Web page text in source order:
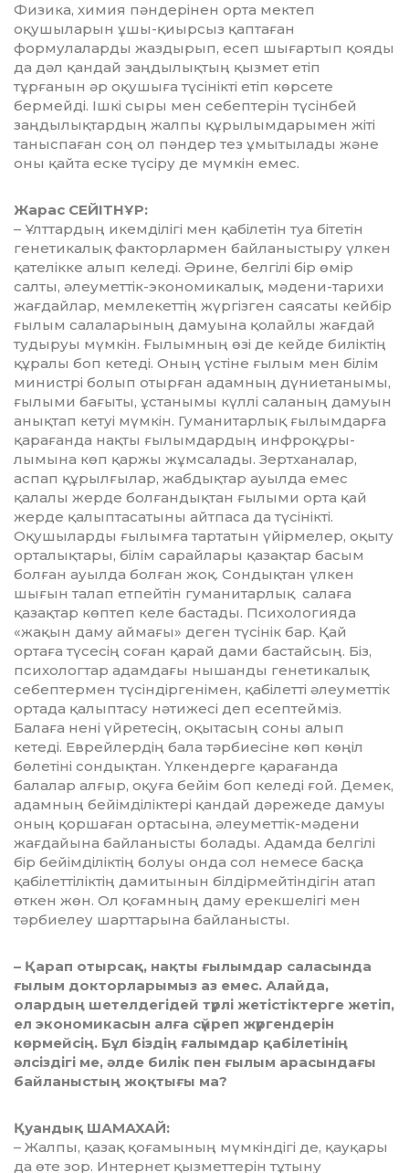
Физика, химия пәндерінен орта мектеп
оқушыларын ұшы-қиырсыз қаптаған
формулаларды жаздырып, есеп шығартып қояды
да дәл қандай заңдылықтың қызмет етіп
тұрғанын әр оқушыға түсінік­ті етіп көрсете
бермейді. Ішкі сыры мен себептерін түсінбей
заңдылықтардың жалпы құрылымдарымен жіті
таныспаған соң ол пәндер тез ұмытылады және
оны қайта еске түсіру де мүмкін емес.
Жарас СЕЙІТНҰР:
– Ұлттардың икемділігі мен қабілетін туа бітетін
генетикалық факторлармен байланыстыру үлкен
қателікке алып ке­леді. Әрине, белгілі бір өмір
салты, әлеу­мет­тік-экономикалық, мәдени-тарихи
жағдайлар, мемлекеттің жүргізген саясаты кейбір
ғылым салаларының дамуына қолайлы жағдай
тудыруы мүмкін. Ғы­лым­ның өзі де кейде биліктің
құралы боп кетеді. Оның үстіне ғылым мен білім
министрі болып отырған адамның дүние­танымы,
ғылыми бағыты, ұстанымы күл­лі саланың дамуын
анықтап кетуі мүм­кін. Гуманитарлық ғылымдарға
қа­ра­ғанда нақты ғылымдардың инфроқұ­ры­
лымына көп қаржы жұмсалады. Зертханалар,
аспап құрылғылар, жабдықтар ауылда емес
қалалы жерде болғандықтан ғылыми орта қай
жерде қалыптасатыны айтпаса да түсінікті.
Оқушыларды ғы­лым­ға тартатын үйірмелер, оқыту
орта­лық­тары, білім сарайлары қазақтар басым
болған ауылда болған жоқ. Сон­­­дық­тан үлкен
шығын талап етпейтін гуманитарлық салаға
қазақтар көптеп келе бастады. Психологияда
«жақын даму аймағы» деген түсінік бар. Қай
ортаға түсесің соған қарай дами бастайсың. Біз,
психологтар адамдағы нышанды генети­ка­лық
себептермен түсіндір­генімен, қабілетті әлеуметтік
ортада қалыптасу нә­тижесі деп есептейміз.
Балаға нені үйретесің, оқытасың соны алып
кетеді. Еврейлердің бала тәрбиесіне көп көңіл
бөлетіні сондықтан. Үлкендерге қарағанда
балалар алғыр, оқуға бейім боп келеді ғой. Демек,
адамның бейімділіктері қандай дәрежеде дамуы
оның қоршаған ортасына, әлеуметтік-мәдени
жағдайына байланысты болады. Адамда белгілі
бір бейімділіктің болуы онда сол немесе басқа
қабілеттіліктің дамитынын біл­дір­мей­тіндігін атап
өткен жөн. Ол қоғамның даму ерекшелігі мен
тәрбиелеу шарттарына байланысты.
– Қарап отырсақ, нақты ғылымдар саласында
ғылым докторларымыз аз емес. Алайда,
олардың шетелдегідей түрлі жетістіктерге жетіп,
ел экономикасын алға сүйреп жүргендерін
көрмейсің. Бұл біздің ғалымдар қабілетінің
әлсіздігі ме, әлде билік пен ғылым арасындағы
байланыстың жоқтығы ма?
Қуандық ШАМАХАЙ:
– Жалпы, қазақ қоғамының мүмкін­дігі де, қауқары
да өте зор. Интернет қыз­меттерін тұтыну